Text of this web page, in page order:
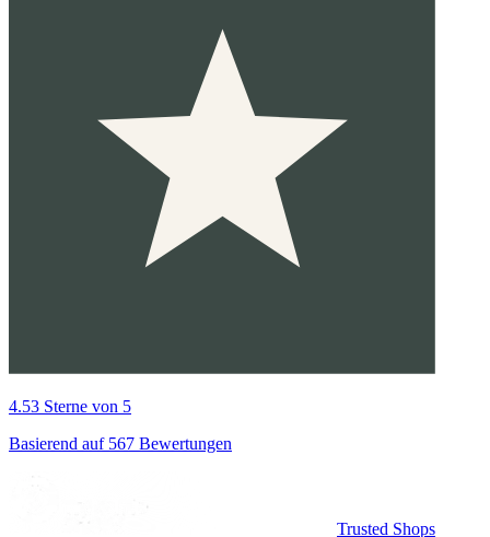
4.53 Sterne von 5
Basierend auf 567 Bewertungen
Trusted Shops